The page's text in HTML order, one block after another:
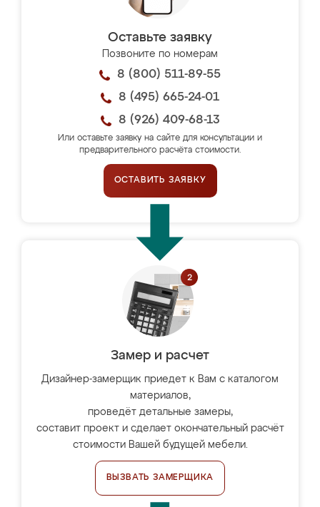
Оставьте заявку
Позвоните по номерам
8 (800) 511-89-55
8 (495) 665-24-01
8 (926) 409-68-13
Или оставьте заявку на сайте для консультации и
предварительного расчёта стоимости.
ОСТАВИТЬ ЗАЯВКУ
Замер и расчет
Дизайнер-замерщик приедет к Вам с каталогом
материалов,
проведёт детальные замеры,
составит проект и сделает окончательный расчёт
стоимости Вашей будущей мебели.
ВЫЗВАТЬ ЗАМЕРЩИКА